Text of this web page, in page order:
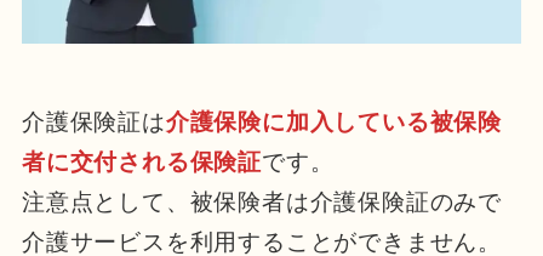
介護保険証は介護保険に加入している被保険
者に交付される保険証です。
注意点として、被保険者は介護保険証のみで
介護サービスを利用することができません。